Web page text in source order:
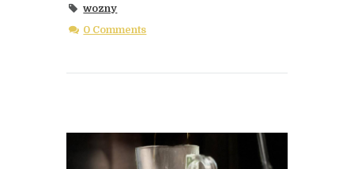
wozny
0 Comments